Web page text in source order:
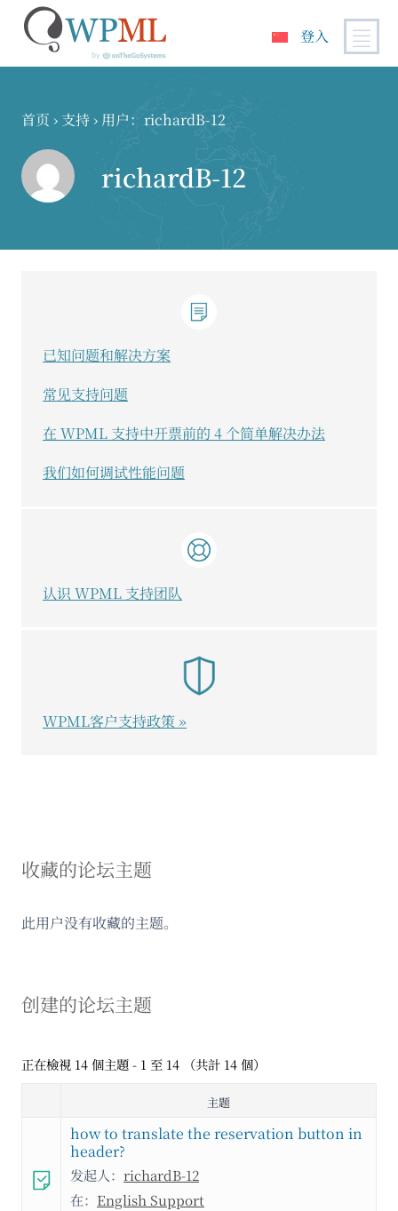
登入
首页 › 支持› 用户：richardB-12
richardB-12
收藏的论坛主题
此用户没有收藏的主题。
创建的论坛主题
正在檢視 14 個主題 - 1 至 14 （共計 14 個）
主题
how to translate the reservation button in
header?
发起人： richardB-12
在： English Support
已知问题和解决方案
常见支持问题
在 WPML 支持中开票前的 4 个简单解决办法
我们如何调试性能问题
认识 WPML 支持团队
WPML客户支持政策 »